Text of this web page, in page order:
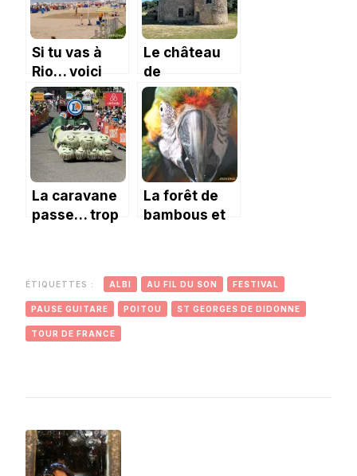
Si tu vas à
Rio… voici
quelques
conseils !
Le château
de
Chamousseau
La caravane
passe… trop
La forêt de
bambous et
ÉTIQUETTES : ALBI AU FIL DU SON FESTIVAL
PAUSE GUITARE POITOU ST GEORGES DE DIDONNE
TOUR DE FRANCE